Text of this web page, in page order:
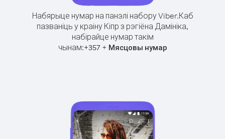
Набярыце нумар на панэлі набору Viber.Каб
пазваніць у краіну Кіпр з рэгіёна Дамініка,
набірайце нумар такім
чынам:+357+ Мясцовы нумар